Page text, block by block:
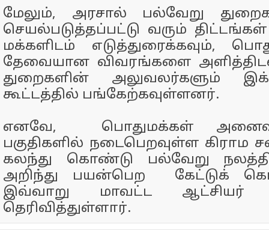
மேலும், அரசால் பல்வேறு
செயல்படுத்தப்பட்டு வரும் திட்டங்கள்
மக்களிடம் எடுத்துரைக்கவும்,
தேவையான விவரங்களை
துறைகளின் அலுவலர்களும்
கூட்டத்தில் பங்கேற்கவுள்ளனர்.
எனவே, பொதுமக்கள்
பகுதிகளில் நடைபெறவுள்ள கிராம
கலந்து கொண்டு பல்வேறு
அறிந்து பயன்பெற கேட்டுக்
இவ்வாறு மாவட்ட ஆட்சியர்
தெரிவித்துள்ளார்.